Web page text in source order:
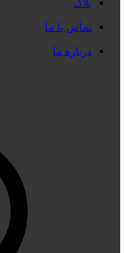
بلاگ
تماس با ما
درباره ما